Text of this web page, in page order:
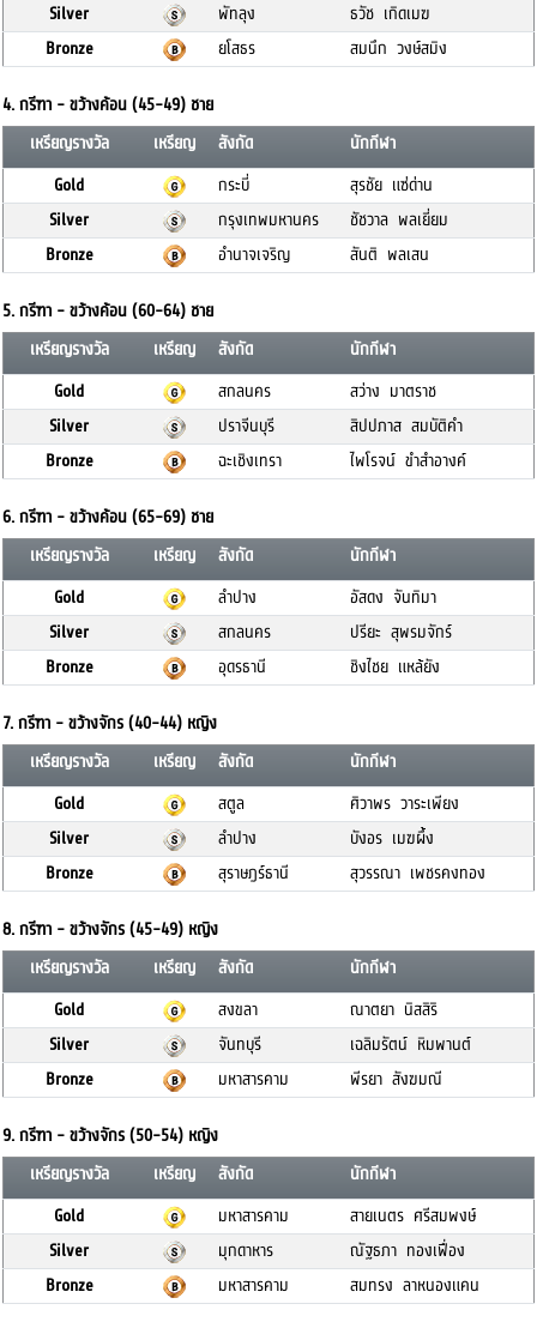
Silver
พัทลุง
ธวัช เกิดเมฆ
Bronze
ยโสธร สมนึก วงษ์สมิง
4. กรีฑา - ขว้างค้อน (45-49) ชาย
เหรียญรางวัล
เหรียญ สังกัด
นักกีฬา
Gold
กระบี่
สุรชัย แซ่ด่าน
Silver
กรุงเทพมหานคร
ชัชวาล พลเยี่ยม
Bronze
อำนาจเจริญ สันติ พลเสน
5. กรีฑา - ขว้างค้อน (60-64) ชาย
เหรียญรางวัล
เหรียญ สังกัด
นักกีฬา
Gold
สกลนคร
สว่าง มาตราช
Silver
ปราจีนบุรี
สิปปภาส สมบัติคำ
Bronze
ฉะเชิงเทรา ไพโรจน์ ขำสำอางค์
6. กรีฑา - ขว้างค้อน (65-69) ชาย
เหรียญรางวัล
เหรียญ สังกัด
นักกีฬา
Gold
ลำปาง
อัสดง จันทิมา
Silver
สกลนคร
ปรียะ สุพรมจักร์
Bronze
อุดรธานี ชิงไชย แหล้ยัง
7. กรีฑา - ขว้างจักร (40-44) หญิง
เหรียญรางวัล
เหรียญ สังกัด
นักกีฬา
Gold
สตูล
ศิวาพร วาระเพียง
Silver
ลำปาง
บังอร เมฆผึ้ง
Bronze
สุราษฎร์ธานี สุวรรณา เพชรคงทอง
8. กรีฑา - ขว้างจักร (45-49) หญิง
เหรียญรางวัล
เหรียญ สังกัด
นักกีฬา
Gold
สงขลา
ณาตยา นิสสิริ
Silver
จันทบุรี
เฉลิมรัตน์ หิมพานต์
Bronze
มหาสารคาม พีรยา สังฆมณี
9. กรีฑา - ขว้างจักร (50-54) หญิง
เหรียญรางวัล
เหรียญ สังกัด
นักกีฬา
Gold
มหาสารคาม
สายเนตร ศรีสมพงษ์
Silver
มุกดาหาร
ณัฐธภา ทองเฟื่อง
Bronze
มหาสารคาม สมทรง ลาหนองแคน